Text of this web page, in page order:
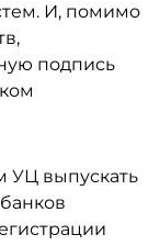
И, помимо
подпись
УЦ выпускать